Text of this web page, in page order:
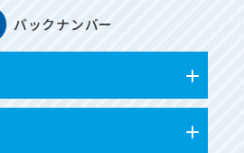
バックナンバー